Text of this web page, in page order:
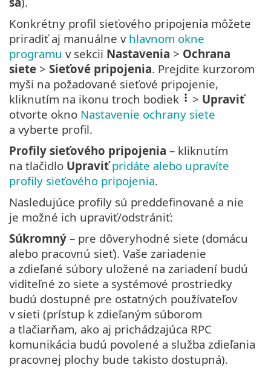
Konkrétny profil sieťového pripojenia môžete
priradiť aj manuálne v hlavnom okne
programu v sekcii Nastavenia > Ochrana
siete > Sieťové pripojenia. Prejdite kurzorom
myši na požadované sieťové pripojenie,
kliknutím na ikonu troch bodiek
> Upraviť
otvorte okno Nastavenie ochrany siete
a vyberte profil.
Profily sieťového pripojenia – kliknutím
na tlačidlo Upraviť pridáte alebo upravíte
profily sieťového pripojenia.
Nasledujúce profily sú preddefinované a nie
je možné ich upraviť/odstrániť:
Súkromný – pre dôveryhodné siete (domácu
alebo pracovnú sieť). Vaše zariadenie
a zdieľané súbory uložené na zariadení budú
viditeľné zo siete a systémové prostriedky
budú dostupné pre ostatných používateľov
v sieti (prístup k zdieľaným súborom
a tlačiarňam, ako aj prichádzajúca RPC
komunikácia budú povolené a služba zdieľania
pracovnej plochy bude takisto dostupná).